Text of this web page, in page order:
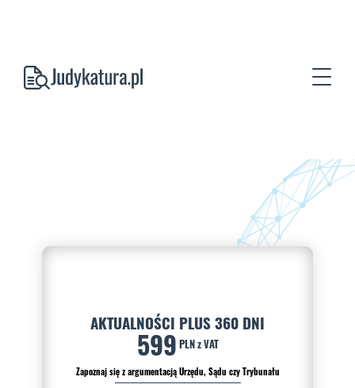
AKTUALNOŚCI PLUS 360 DNI
599 PLN z VAT
Zapoznaj się z argumentacją Urzędu, Sądu czy Trybunału